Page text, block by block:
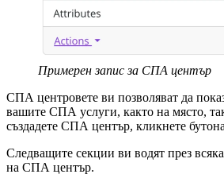
Примерен запис за СПА център
СПА центровете ви позволяват да
вашите СПА услуги, както на място,
създадете СПА център, кликнете бутона
Следващите секции ви водят през
на СПА център.